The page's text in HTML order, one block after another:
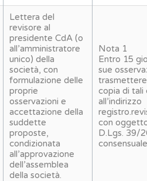
Lettera del
revisore al
presidente CdA (o
all’amministratore
unico) della
società, con
formulazione delle
proprie
osservazioni e
accettazione della
suddette
proposte,
condizionata
all’approvazione
dell’assemblea
della società.
Nota 1
Entro 15
sue
copia di tali
all’indirizzo
con
D.Lgs. 39/